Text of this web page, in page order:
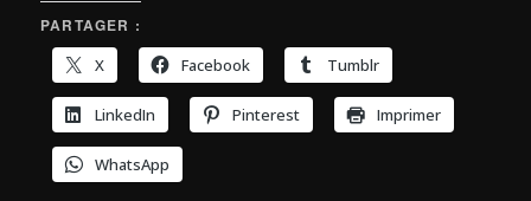
PARTAGER :
X
Facebook Tumblr
LinkedIn Pinterest Imprimer
WhatsApp